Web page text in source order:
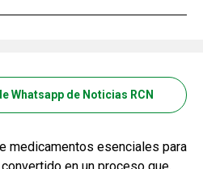
Whatsapp de Noticias RCN
medicamentos esenciales para
en un proceso que,